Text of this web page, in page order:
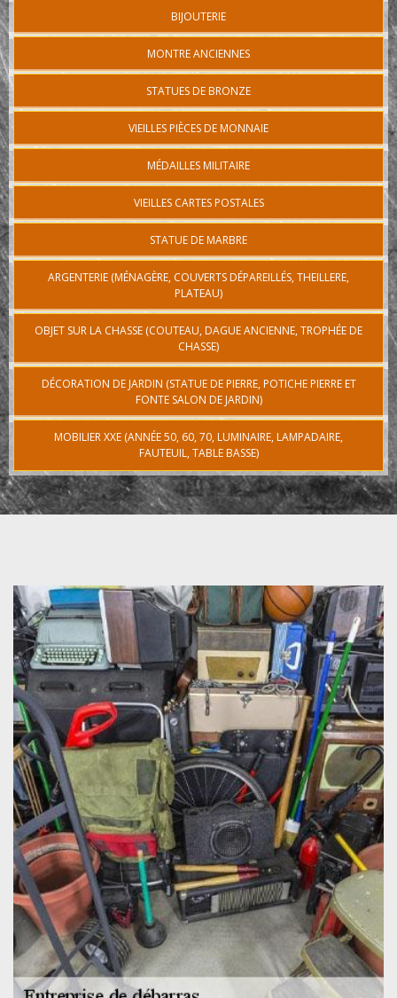
BIJOUTERIE
MONTRE ANCIENNES
STATUES DE BRONZE
VIEILLES PIÈCES DE MONNAIE
MÉDAILLES MILITAIRE
VIEILLES CARTES POSTALES
STATUE DE MARBRE
ARGENTERIE (MÉNAGÈRE, COUVERTS DÉPAREILLÉS, THEILLERE,
PLATEAU)
OBJET SUR LA CHASSE (COUTEAU, DAGUE ANCIENNE, TROPHÉE DE
CHASSE)
DÉCORATION DE JARDIN (STATUE DE PIERRE, POTICHE PIERRE ET
FONTE SALON DE JARDIN)
MOBILIER XXE (ANNÉE 50, 60, 70, LUMINAIRE, LAMPADAIRE,
FAUTEUIL, TABLE BASSE)